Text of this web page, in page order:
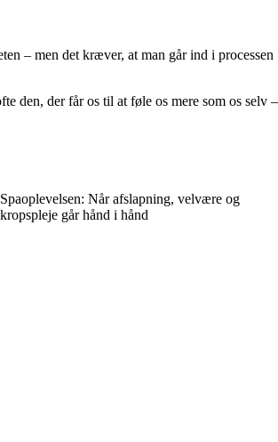
– men det kræver, at man går ind i processen
den, der får os til at føle os mere som os selv –
Spaoplevelsen: Når afslapning, velvære og
kropspleje går hånd i hånd